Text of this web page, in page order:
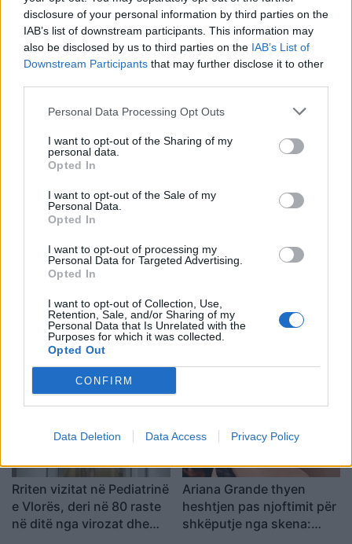
disclosure of your personal information by third parties on the
IAB’s list of downstream participants. This information may
also be disclosed by us to third parties on the IAB’s List of
Downstream Participants that may further disclose it to other
Personal Data Processing Opt Outs
I want to opt-out of the Sharing of my
personal data.
Opted In
I want to opt-out of the Sale of my
Personal Data.
Opted In
I want to opt-out of processing my
Personal Data for Targeted Advertising.
Opted In
I want to opt-out of Collection, Use,
Retention, Sale, and/or Sharing of my
Personal Data that Is Unrelated with the
Purposes for which it was collected.
Opted Out
CONFIRM
Data Deletion Data Access Privacy Policy
Shtuarmë28.11.2022 16:49
Tags:
DITELINDJA E DJALIT , Gold Ag ,
gold
Vëllezërit Prifti
kundërshtojnë kufirin për
muzikën: “O Rama, kaq
shumë do ta shpopullosh
vendin? Keq e më keq!”
Pse Selin Bollati nuk u
shfaq te kënga “Tunde
moj Selinë”? E zbulon
Rriten vizitat në Pediatrinë
e Vlorës, deri në 80 raste
në ditë nga virozat dhe
Ariana Grande thyen
heshtjen pas njoftimit për
shkëputje nga skena: